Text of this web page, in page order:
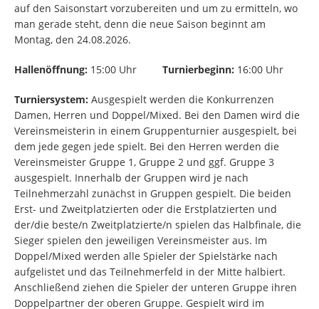
auf den Saisonstart vorzubereiten und um zu ermitteln, wo
man gerade steht, denn die neue Saison beginnt am
Montag, den 24.08.2026.
Hallenöffnung: 15:00 Uhr Turnierbeginn: 16:00 Uhr
Turniersystem: Ausgespielt werden die Konkurrenzen
Damen, Herren und Doppel/Mixed. Bei den Damen wird die
Vereinsmeisterin in einem Gruppenturnier ausgespielt, bei
dem jede gegen jede spielt. Bei den Herren werden die
Vereinsmeister Gruppe 1, Gruppe 2 und ggf. Gruppe 3
ausgespielt. Innerhalb der Gruppen wird je nach
Teilnehmerzahl zunächst in Gruppen gespielt. Die beiden
Erst- und Zweitplatzierten oder die Erstplatzierten und
der/die beste/n Zweitplatzierte/n spielen das Halbfinale, die
Sieger spielen den jeweiligen Vereinsmeister aus. Im
Doppel/Mixed werden alle Spieler der Spielstärke nach
aufgelistet und das Teilnehmerfeld in der Mitte halbiert.
Anschließend ziehen die Spieler der unteren Gruppe ihren
Doppelpartner der oberen Gruppe. Gespielt wird im